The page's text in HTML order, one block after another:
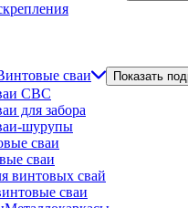
сваи
Показать
СВС
для забора
шурупы
сваи
сваи
винтовых свай
сваи